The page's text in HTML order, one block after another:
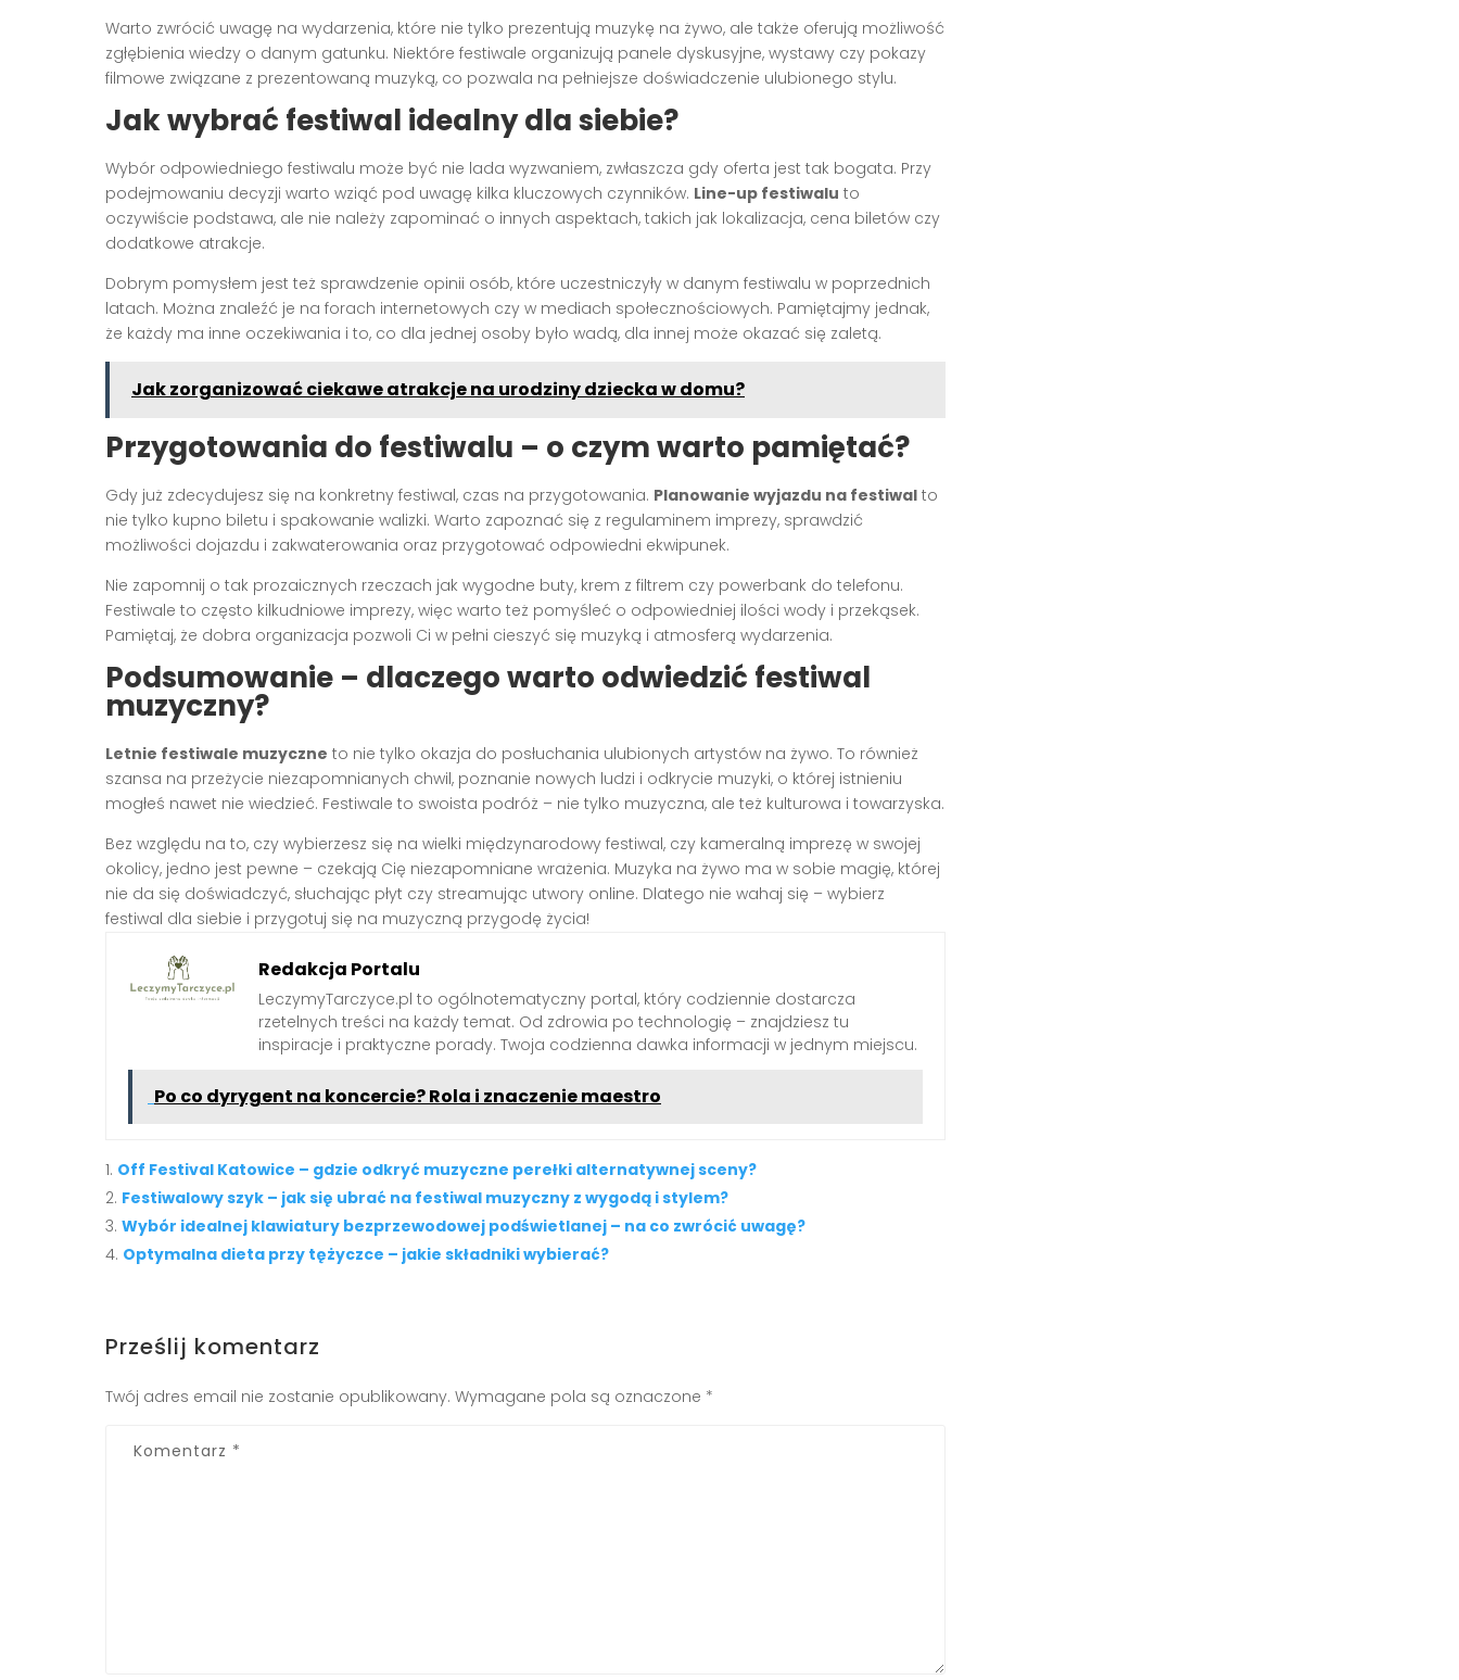
Warto zwrócić uwagę na wydarzenia, które nie tylko prezentują muzykę na żywo, ale także oferują możliwość
zgłębienia wiedzy o danym gatunku. Niektóre festiwale organizują panele dyskusyjne, wystawy czy pokazy
filmowe związane z prezentowaną muzyką, co pozwala na pełniejsze doświadczenie ulubionego stylu.
Jak wybrać festiwal idealny dla siebie?
Wybór odpowiedniego festiwalu może być nie lada wyzwaniem, zwłaszcza gdy oferta jest tak bogata. Przy
podejmowaniu decyzji warto wziąć pod uwagę kilka kluczowych czynników. Line-up festiwalu to
oczywiście podstawa, ale nie należy zapominać o innych aspektach, takich jak lokalizacja, cena biletów czy
dodatkowe atrakcje.
Dobrym pomysłem jest też sprawdzenie opinii osób, które uczestniczyły w danym festiwalu w poprzednich
latach. Można znaleźć je na forach internetowych czy w mediach społecznościowych. Pamiętajmy jednak,
że każdy ma inne oczekiwania i to, co dla jednej osoby było wadą, dla innej może okazać się zaletą.
Jak zorganizować ciekawe atrakcje na urodziny dziecka w domu?
Przygotowania do festiwalu – o czym warto pamiętać?
Gdy już zdecydujesz się na konkretny festiwal, czas na przygotowania. Planowanie wyjazdu na festiwal to
nie tylko kupno biletu i spakowanie walizki. Warto zapoznać się z regulaminem imprezy, sprawdzić
możliwości dojazdu i zakwaterowania oraz przygotować odpowiedni ekwipunek.
Nie zapomnij o tak prozaicznych rzeczach jak wygodne buty, krem z filtrem czy powerbank do telefonu.
Festiwale to często kilkudniowe imprezy, więc warto też pomyśleć o odpowiedniej ilości wody i przekąsek.
Pamiętaj, że dobra organizacja pozwoli Ci w pełni cieszyć się muzyką i atmosferą wydarzenia.
Podsumowanie – dlaczego warto odwiedzić festiwal
muzyczny?
Letnie festiwale muzyczne to nie tylko okazja do posłuchania ulubionych artystów na żywo. To również
szansa na przeżycie niezapomnianych chwil, poznanie nowych ludzi i odkrycie muzyki, o której istnieniu
mogłeś nawet nie wiedzieć. Festiwale to swoista podróż – nie tylko muzyczna, ale też kulturowa i towarzyska.
Bez względu na to, czy wybierzesz się na wielki międzynarodowy festiwal, czy kameralną imprezę w swojej
okolicy, jedno jest pewne – czekają Cię niezapomniane wrażenia. Muzyka na żywo ma w sobie magię, której
nie da się doświadczyć, słuchając płyt czy streamując utwory online. Dlatego nie wahaj się – wybierz
festiwal dla siebie i przygotuj się na muzyczną przygodę życia!
Redakcja Portalu
LeczymyTarczyce.pl to ogólnotematyczny portal, który codziennie dostarcza
rzetelnych treści na każdy temat. Od zdrowia po technologię – znajdziesz tu
inspiracje i praktyczne porady. Twoja codzienna dawka informacji w jednym miejscu.
Po co dyrygent na koncercie? Rola i znaczenie maestro
Off Festival Katowice – gdzie odkryć muzyczne perełki alternatywnej sceny?
Festiwalowy szyk – jak się ubrać na festiwal muzyczny z wygodą i stylem?
Wybór idealnej klawiatury bezprzewodowej podświetlanej – na co zwrócić uwagę?
Optymalna dieta przy tężyczce – jakie składniki wybierać?
Prześlij komentarz
Twój adres email nie zostanie opublikowany. Wymagane pola są oznaczone *